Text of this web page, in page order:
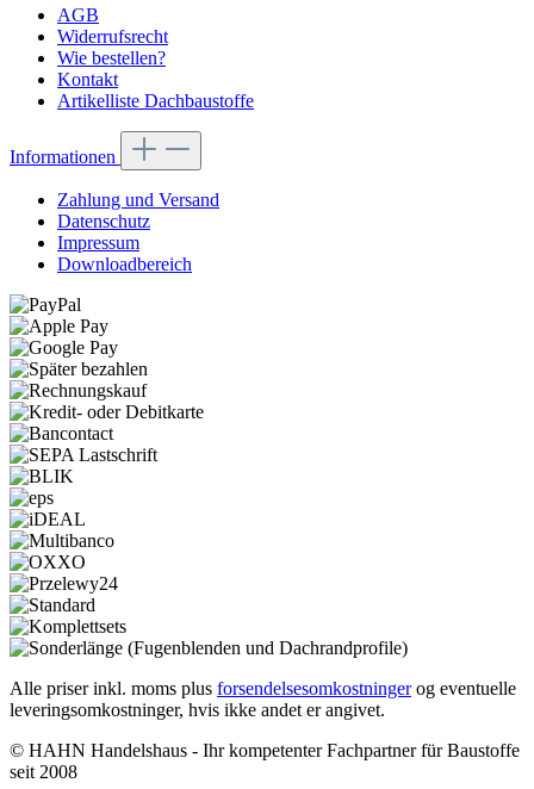
AGB
Widerrufsrecht
Wie bestellen?
Kontakt
Artikelliste Dachbaustoffe
Informationen
Zahlung und Versand
Datenschutz
Impressum
Downloadbereich
Alle priser inkl. moms plus forsendelsesomkostningerog eventuelle
leveringsomkostninger, hvis ikke andet er angivet.
© HAHN Handelshaus - Ihr kompetenter Fachpartner für Baustoffe
seit 2008